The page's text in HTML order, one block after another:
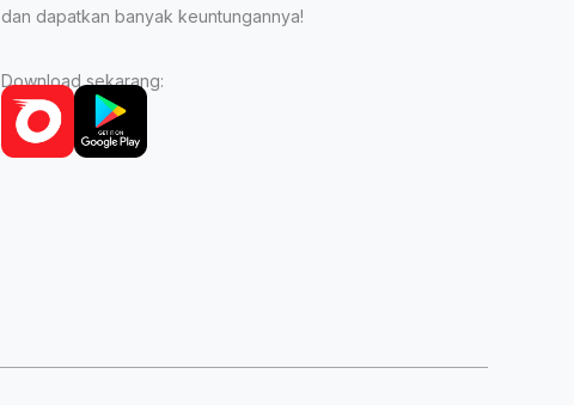
dan dapatkan banyak keuntungannya!
Download sekarang: